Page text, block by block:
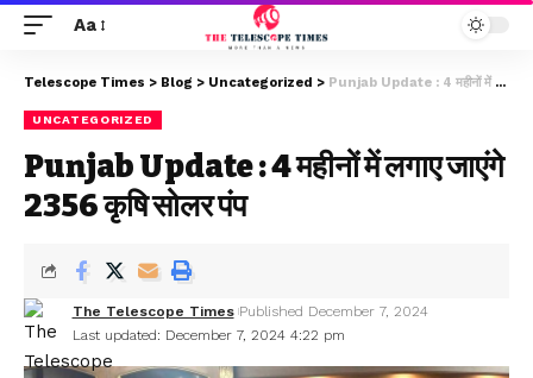
Aa
Telescope Times > Blog > Uncategorized > Punjab Update : 4 महीनों में लगाए जाएंगे 2356 कृषि सोलर पंप
UNCATEGORIZED
Punjab Update : 4 महीनों में लगाए जाएंगे
2356 कृषि सोलर पंप
Last updated: December 7, 2024 4:22 pm
The Telescope Times Published December 7, 2024